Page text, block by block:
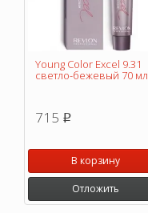
Young Color Excel 9.31
светло-бежевый 70 мл
715 p
В корзину
Отложить